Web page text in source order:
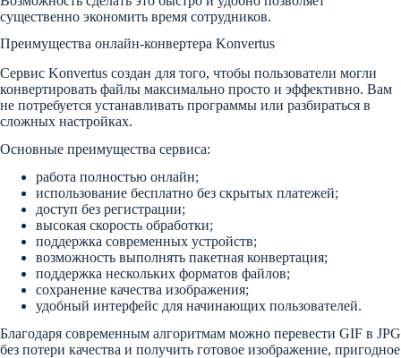
существенно экономить время сотрудников.
Преимущества онлайн-конвертера Konvertus
Сервис Konvertus создан для того, чтобы пользователи могли
конвертировать файлы максимально просто и эффективно. Вам
не потребуется устанавливать программы или разбираться в
сложных настройках.
Основные преимущества сервиса:
работа полностью онлайн;
использование бесплатно без скрытых платежей;
доступ без регистрации;
высокая скорость обработки;
поддержка современных устройств;
возможность выполнять пакетная конвертация;
поддержка нескольких форматов файлов;
сохранение качества изображения;
удобный интерфейс для начинающих пользователей.
Благодаря современным алгоритмам можно перевести GIF в JPG
без потери качества и получить готовое изображение, пригодное